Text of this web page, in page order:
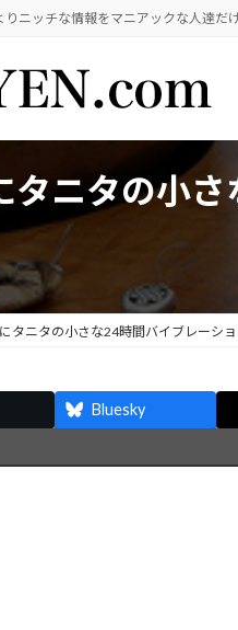
ニッチな情報をマニアックな人達だけ
タニタの小
タニタの小さな24時間バイブレーシ
Bluesky